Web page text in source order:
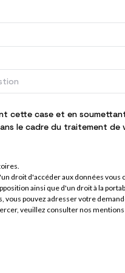
cette case et en
le cadre du traitement
droit d'accéder aux données
ainsi que d'un droit à la
vous pouvez adresser votre
veuillez consulter nosmentions